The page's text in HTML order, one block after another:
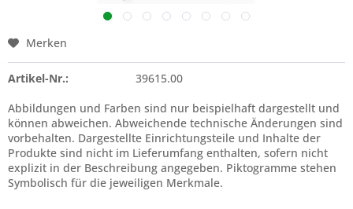
Merken
Artikel-Nr.:
39615.00
Abbildungen und Farben sind nur beispielhaft dargestellt und
können abweichen. Abweichende technische Änderungen sind
vorbehalten. Dargestellte Einrichtungsteile und Inhalte der
Produkte sind nicht im Lieferumfang enthalten, sofern nicht
explizit in der Beschreibung angegeben. Piktogramme stehen
Symbolisch für die jeweiligen Merkmale.